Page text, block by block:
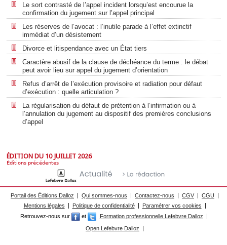
Le sort contrasté de l’appel incident lorsqu’est encourue la
confirmation du jugement sur l’appel principal
Les réserves de l’avocat : l’inutile parade à l’effet extinctif
immédiat d’un désistement
Divorce et litispendance avec un État tiers
Caractère abusif de la clause de déchéance du terme : le débat
peut avoir lieu sur appel du jugement d’orientation
Refus d’arrêt de l’exécution provisoire et radiation pour défaut
d’exécution : quelle articulation ?
La régularisation du défaut de prétention à l’infirmation ou à
l’annulation du jugement au dispositif des premières conclusions
d’appel
ÉDITION DU 10 JUILLET 2026
Éditions précédentes
Portail des Éditions Dalloz Qui sommes-nous Contactez-nous CGV
CGU
Mentions légales
Politique de confidentialité
Paramétrer vos cookies
Retrouvez-nous sur
et
Formation professionnelle Lefebvre Dalloz
Open Lefebvre Dalloz